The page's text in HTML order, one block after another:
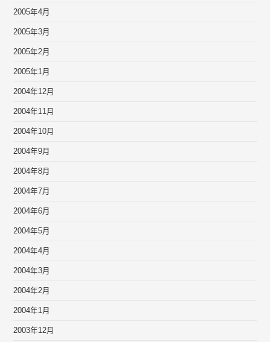
2005年4月
2005年3月
2005年2月
2005年1月
2004年12月
2004年11月
2004年10月
2004年9月
2004年8月
2004年7月
2004年6月
2004年5月
2004年4月
2004年3月
2004年2月
2004年1月
2003年12月